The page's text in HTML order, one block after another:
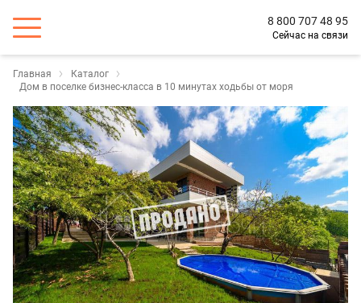
8 800 707 48 95
Сейчас на связи
Главная
Каталог
Дом в поселке бизнес-класса в 10 минутах ходьбы от моря